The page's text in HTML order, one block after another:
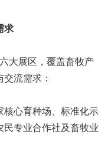
求
大展区，覆盖畜牧产
流需求：
心育种场、标准化示
专业合作社及畜牧业